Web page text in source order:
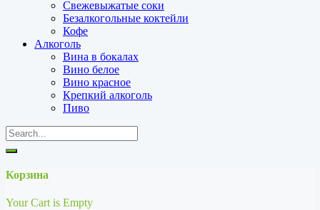
Свежевыжатые соки
Безалкогольные коктейли
Кофе
Алкоголь
Вина в бокалах
Вино белое
Вино красное
Крепкий алкоголь
Пиво
Корзина
Your Cart is Empty